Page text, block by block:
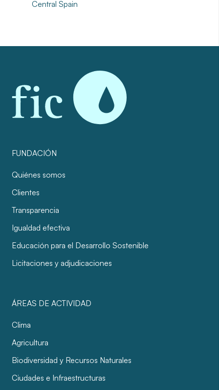
Central Spain
FUNDACIÓN
Quiénes somos
Clientes
Transparencia
Igualdad efectiva
Educación para el Desarrollo Sostenible
Licitaciones y adjudicaciones
ÁREAS DE ACTIVIDAD
Clima
Agricultura
Biodiversidad y Recursos Naturales
Ciudades e Infraestructuras